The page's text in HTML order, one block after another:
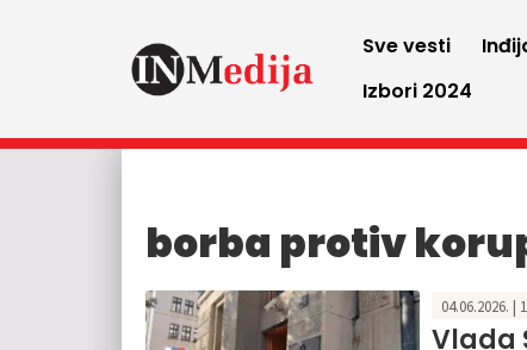
Sve vesti
Izbori 2024
borba protiv
04.06.2026. |
Vlada